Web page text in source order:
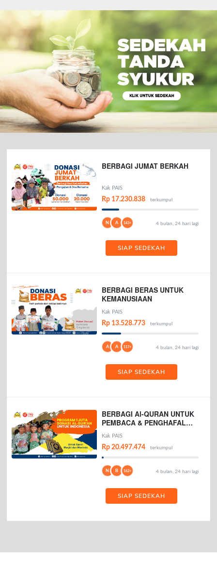
BERBAGI JUMAT BERKAH
Kak PAIS
Rp 17.230.838 terkumpul
N A 143+ 4 bulan, 24 hari lagi
SIAP SEDEKAH
BERBAGI BERAS UNTUK
KEMANUSIAAN
Kak PAIS
Rp 13.528.773 terkumpul
A A 117+ 4 bulan, 24 hari lagi
SIAP SEDEKAH
BERBAGI Al-QURAN UNTUK
PEMBACA & PENGHAFAL
AL-QURAN
Kak PAIS
Rp 20.497.474 terkumpul
N B 162+ 4 bulan, 24 hari lagi
SIAP SEDEKAH